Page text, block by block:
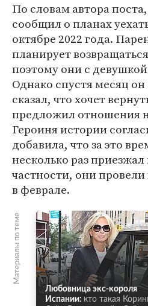
По словам автора
сообщил о планах
октябре 2022 года.
планирует
поэтому они с девушкой
Однако спустя месяц
сказал, что хочет
предложил отношения
Героиня истории
добавила, что за это
несколько раз
частности, они
в феврале.
Материалы по теме
Любовница экс-короля
Испании: кто такая